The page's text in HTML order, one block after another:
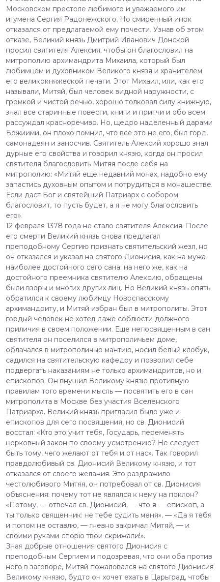
Московском престоле любимого и уважаемого им
игумена Сергия Радонежского. Но смиренный инок
отказался от предлагаемой ему почести. Узнав об этом
отказе, Великий князь Дмитрий Иванович Донской
просил святителя Алексия, чтобы он благословил на
митрополию архимандрита Михаила, который был
любимцем и духовником Великого князя и хранителем
его великокняжеской печати. Этот Михаил, или, как его
называли, Митяй, был человек видной наружности, с
громкой и чистой речью, хорошо толковал силу книжную,
знал все старинные повести, книги и притчи и обо всем
рассуждал красноречиво. Но, щедро наделенный дарами
Божиими, он плохо помнил, что все это не его, был горд,
самонадеян и заносчив. Святитель Алексий хорошо знал
дурные его свойства и говорил князю, когда он просил
святителя благословить Митяя после себя на
митрополию: «Митяй еще недавний монах, надобно ему
запастись духовным опытом и потрудиться в монашестве.
Если даст Бог и святейший Патриарх с собором
благословит, то пусть будет, а я не могу благословить
его».
12 февраля 1378 года не стало святителя Алексия. После
его смерти Великий князь снова предлагал
преподобному Сергию признать святительский жезл, но
он отказался и указал на святого Дионисия, как на мужа
наиболее достойного сего сана; на него же, как на
достойного преемника святителю Алексию, обращены
были взоры и многих других лиц. Но Великий князь опять
обратился к своему любимцу Новоспасскому
архимандриту, и Митяй избран был в митрополиты. Этот
гордый человек не хотел даже соблюсти должного
приличия в своем положении. Еще непосвященным в сан
святителя он поселился в митрополичьем доме,
облачался в митрополичью мантию, носил белый клобук,
садился на святительскую кафедру и позволил себе
подвергать наказаниям не только архимандритов, но и
епископов. Он внушил Великому князю противную
правилам того времени мысль — посвятить его в сан
митрополита в Москве без участия Вселенского
Патриарха. Великий князь пригласил было уже и
епископов для сего посвящения, но св. Дионисий
восстал: «Кто это учит тебя, Государь, переменять
церковный закон по своему усмотрению? Не следует
быть тому, чего желают от тебя и от нас». Так говорил
правдолюбивый св. Дионисий Великому князю, и тот
отказался от своего желания. Это раздражило
честолюбивого Митяя, он потребовал от св. Дионисия
объяснения: почему тот не являлся к нему на поклон?
«Потому, — отвечал св. Дионисий, — что я — епископ, а
ты только священник: не тебе судить меня». — «Да я тебя
и попом не оставлю, — гневно закричал Митяй, — и
своими руками спорю твои скрижали!».
Зная добрые отношения святого Дионисия с
преподобным Сергием и подозревая, что они оба против
него в заговоре, Митяй пожаловался на святого Дионисия
Великому князю, будто он хочет ехать в Царьград, чтобы